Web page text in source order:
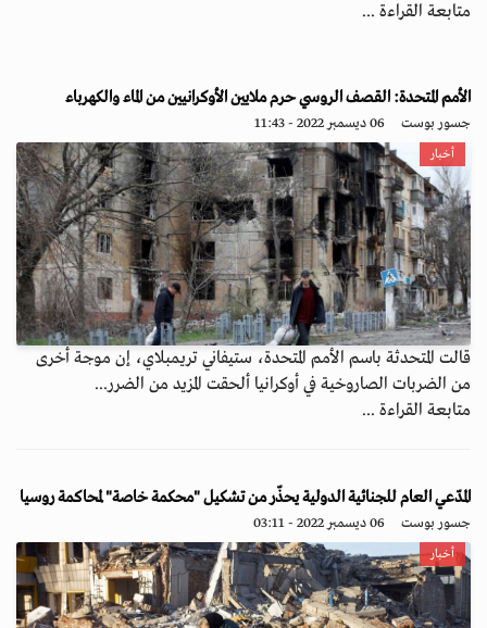
متابعة القراءة ...
الأمم المتحدة: القصف الروسي حرم ملايين الأوكرانيين من الماء والكهرباء
جسور بوست 06 ديسمبر 2022 - 11:43
أخبار
قالت المتحدثة باسم الأمم المتحدة، ستيفاني تريمبلاي، إن موجة أخرى
من الضربات الصاروخية في أوكرانيا ألحقت المزيد من الضرر...
متابعة القراءة ...
المدّعي العام للجنائية الدولية يحذّر من تشكيل "محكمة خاصة" لمحاكمة روسيا
جسور بوست 06 ديسمبر 2022 - 03:11
أخبار